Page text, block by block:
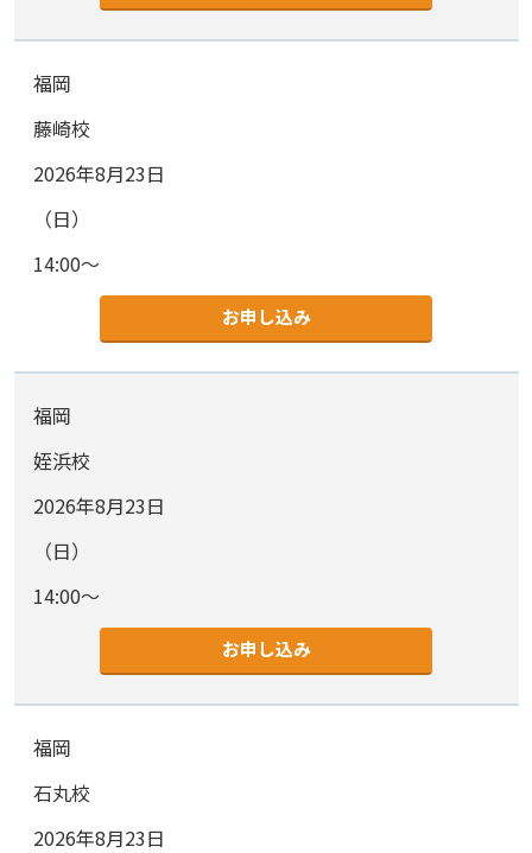
福岡
藤崎校
2026年8月23日
（日）
14:00～
お申し込み
福岡
姪浜校
2026年8月23日
（日）
14:00～
お申し込み
福岡
石丸校
2026年8月23日